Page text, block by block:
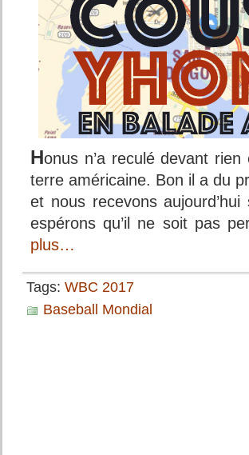
Honus n’a reculé devant
terre américaine. Bon il a du
et nous recevons
espérons qu’il ne soit pas
plus…
Tags: WBC 2017
Baseball Mondial